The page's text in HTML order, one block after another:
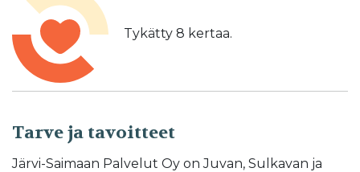
Tykätty 8 kertaa.
Tarve ja tavoitteet
Järvi-Saimaan Palvelut Oy on Juvan, Sulkavan ja